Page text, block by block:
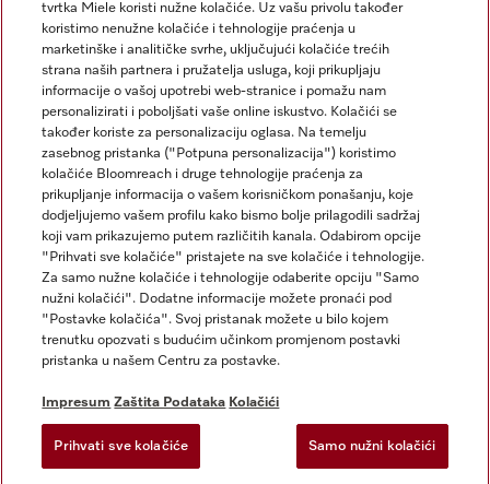
Impresum
Opći uvjeti
Zaštita podataka
Uvjeti Korištenja
Izjava o pristupačnosti
Zakon o digitalnim uslugama
Postavke kolačića
Miele na Instagramu
Miele na Facebooku
tvrtka Miele koristi nužne kolačiće. Uz vašu privolu također
koristimo nenužne kolačiće i tehnologije praćenja u
marketinške i analitičke svrhe, uključujući kolačiće trećih
strana naših partnera i pružatelja usluga, koji prikupljaju
informacije o vašoj upotrebi web-stranice i pomažu nam
personalizirati i poboljšati vaše online iskustvo. Kolačići se
također koriste za personalizaciju oglasa. Na temelju
zasebnog pristanka ("Potpuna personalizacija") koristimo
kolačiće Bloomreach i druge tehnologije praćenja za
prikupljanje informacija o vašem korisničkom ponašanju, koje
dodjeljujemo vašem profilu kako bismo bolje prilagodili sadržaj
koji vam prikazujemo putem različitih kanala. Odabirom opcije
"Prihvati sve kolačiće" pristajete na sve kolačiće i tehnologije.
Za samo nužne kolačiće i tehnologije odaberite opciju "Samo
nužni kolačići". Dodatne informacije možete pronaći pod
"Postavke kolačića". Svoj pristanak možete u bilo kojem
trenutku opozvati s budućim učinkom promjenom postavki
pristanka u našem Centru za postavke.
Impresum Zaštita Podataka Kolačići
Prihvati sve kolačiće Samo nužni kolačići